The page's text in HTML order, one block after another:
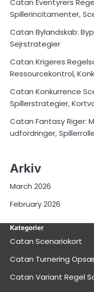
Catan Eventyrers
Spillerincitamenter,
Catan Bylandskab:
Sejrstrategier
Catan Krigeres
Ressourcekontrol,
Catan Konkurrence
Spillerstrategier,
Catan Fantasy Riger:
udfordringer,
Arkiv
March 2026
February 2026
Kategorier
Catan Scenariokort
Catan Turnering
Catan Variant Regel